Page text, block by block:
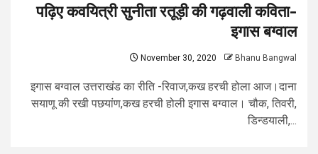
पढ़िए कवयित्री सुनीता रतूड़ी की गढ़वाली कविता-
इगास बग्वाल
November 30, 2020 Bhanu Bangwal
इगास बग्वाल उत्तराखंड का रीति -रिवाज,कख हरची होला आज।दाना
सयाणू की रखी पछयांण,कख हरची होली इगास बग्वाल। चौक, तिवरी,
डिन्डयाली,...